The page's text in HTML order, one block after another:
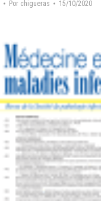
Por chigueras 15/10/2020